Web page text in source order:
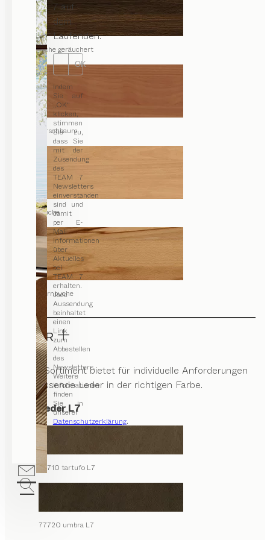
7 auf
dem
Laufenden.
OK
Indem
Sie auf
„OK“
klicken,
stimmen
Sie zu,
dass Sie
mit der
Zusendung
des
TEAM 7
Newsletters
einverstanden
sind und
damit
per E-
Mail
Informationen
über
Aktuelles
bei
TEAM 7
erhalten.
Jede
Aussendung
beinhaltet
einen
Link
zum
Abbestellen
des
Newsletters.
Weitere
Informationen
finden
Sie in
unserer
Datenschutzerklärung.
Eiche geräuchert
Kirschbaum
Buche
Kernbuche
LEDER
Unser Sortiment bietet für individuelle Anforderungen
das passende Leder in der richtigen Farbe.
Naturleder L7
77710 tartufo L7
77720 umbra L7